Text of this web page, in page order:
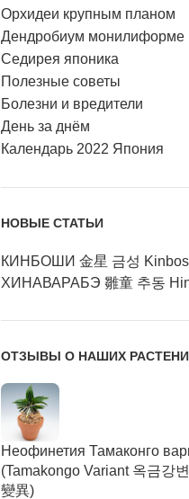
Орхидеи крупным планом
Дендробиум монилиформе
Седирея японика
Полезные советы
Болезни и вредители
День за днём
Календарь 2022 Япония
НОВЫЕ СТАТЬИ
КИНБОШИ 金星 금성
ХИНАВАРАБЭ 雛童 추동
ОТЗЫВЫ О НАШИХ
Неофинетия Тамаконго
(Tamakongo Variant 옥금강
變異)